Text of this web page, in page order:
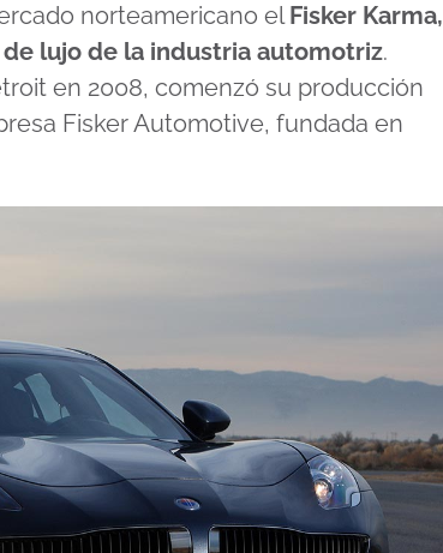
norteamericano elFisker Karma,
lujo de la industria automotriz.
en 2008, comenzó su producción
Fisker Automotive, fundada en